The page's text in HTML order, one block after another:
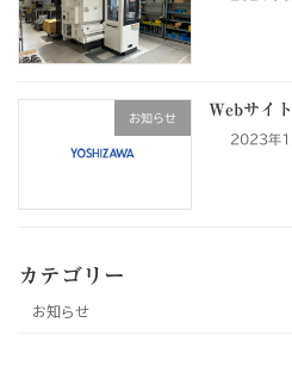
お知らせ Webサイ
2023年1
カテゴリー
お知らせ